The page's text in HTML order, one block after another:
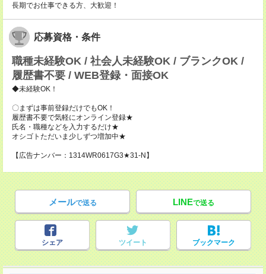
長期でお仕事できる方、大歓迎！
応募資格・条件
職種未経験OK / 社会人未経験OK / ブランクOK /
履歴書不要 / WEB登録・面接OK
◆未経験OK！
〇まずは事前登録だけでもOK！
履歴書不要で気軽にオンライン登録★
氏名・職種などを入力するだけ★
オシゴトただいま少しずつ増加中★
【広告ナンバー：1314WR0617G3★31-N】
メールで送る LINEで送る
シェア ツイート ブックマーク